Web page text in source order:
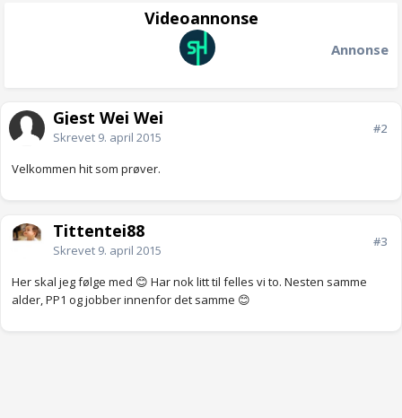
Videoannonse
Annonse
Gjest Wei Wei
Skrevet 9. april 2015
#2
Velkommen hit som prøver.
Tittentei88
Skrevet 9. april 2015
#3
Her skal jeg følge med 😊 Har nok litt til felles vi to. Nesten samme
alder, PP1 og jobber innenfor det samme 😊